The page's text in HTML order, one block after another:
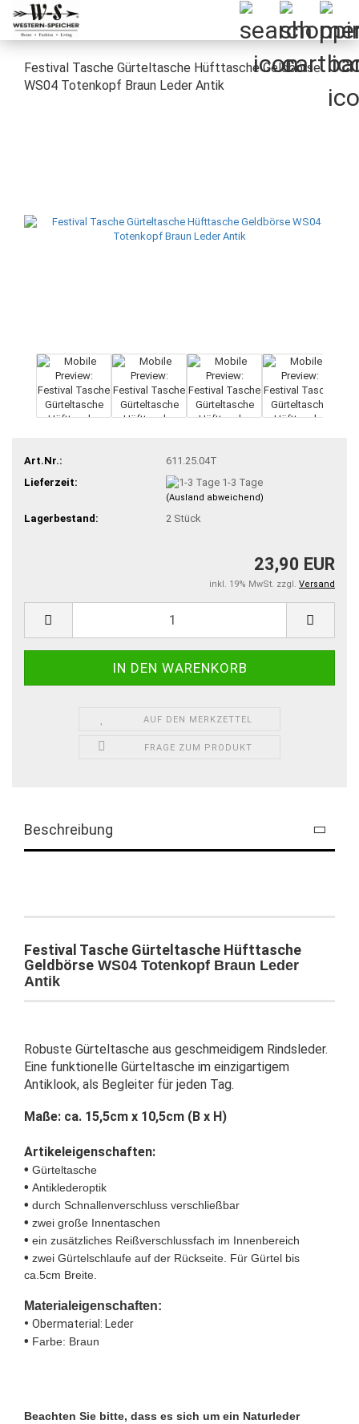
Festival Tasche Gürteltasche Hüfttasche Geldbörse
WS04 Totenkopf Braun Leder Antik
Art.Nr.:
611.25.04T
Lieferzeit:
1-3 Tage
(Ausland abweichend)
Lagerbestand: 2 Stück
23,90 EUR
inkl. 19% MwSt. zzgl. Versand
AUF DEN MERKZETTEL
FRAGE ZUM PRODUKT
Beschreibung
Festival Tasche Gürteltasche Hüfttasche
Geldbörse WS04 Totenkopf Braun Leder
Antik
Robuste Gürteltasche aus geschmeidigem Rindsleder.
Eine funktionelle Gürteltasche im einzigartigem
Antiklook, als Begleiter für jeden Tag.
Maße: ca. 15,5cm x 10,5cm (B x H)
Artikeleigenschaften:
• Gürteltasche
• Antiklederoptik
• durch Schnallenverschluss verschließbar
• zwei große Innentaschen
• ein zusätzliches Reißverschlussfach im Innenbereich
• zwei Gürtelschlaufe auf der Rückseite. Für Gürtel bis
ca.5cm Breite.
Materialeigenschaften:
• Obermaterial: Leder
• Farbe: Braun
Beachten Sie bitte, dass es sich um ein Naturleder